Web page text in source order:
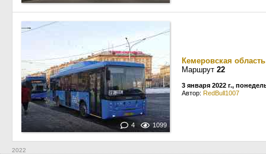
4 1099
Кемеровская
Маршрут 22
3 января 2022 г.,
Автор: RedBull1007
2022